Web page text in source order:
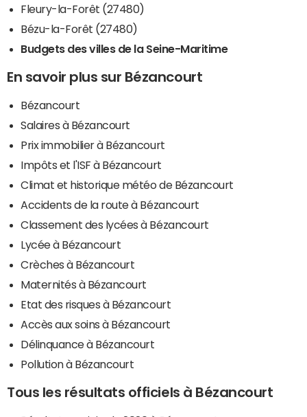
Fleury-la-Forêt (27480)
Bézu-la-Forêt (27480)
Budgets des villes de la Seine-Maritime
En savoir plus sur Bézancourt
Bézancourt
Salaires à Bézancourt
Prix immobilier à Bézancourt
Impôts et l'ISF à Bézancourt
Climat et historique météo de Bézancourt
Accidents de la route à Bézancourt
Classement des lycées à Bézancourt
Lycée à Bézancourt
Crèches à Bézancourt
Maternités à Bézancourt
Etat des risques à Bézancourt
Accès aux soins à Bézancourt
Délinquance à Bézancourt
Pollution à Bézancourt
Tous les résultats officiels à Bézancourt